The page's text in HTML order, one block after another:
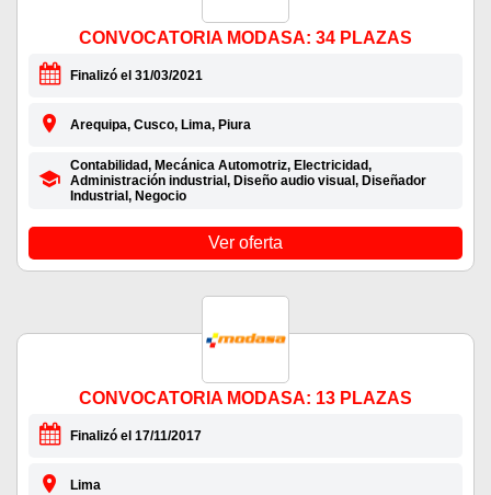
CONVOCATORIA MODASA: 34 PLAZAS
Finalizó el 31/03/2021
Arequipa, Cusco, Lima, Piura
Contabilidad, Mecánica Automotriz, Electricidad,
Administración industrial, Diseño audio visual, Diseñador
Industrial, Negocio
Ver oferta
CONVOCATORIA MODASA: 13 PLAZAS
Finalizó el 17/11/2017
Lima